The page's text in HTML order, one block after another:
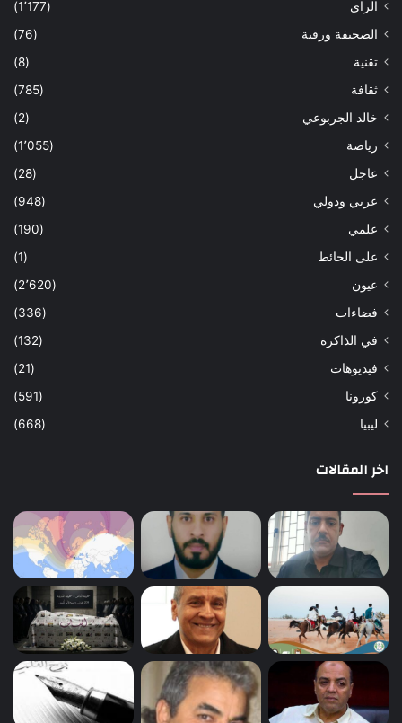
الراي
(1٬177)
الصحيفة ورقية
(76)
تقنية
(8)
ثقافة
(785)
خالد الجربوعي
(2)
رياضة
(1٬055)
عاجل
(28)
عربي ودولي
(948)
علمي
(190)
على الحائط
(1)
عيون
(2٬620)
فضاءات
(336)
في الذاكرة
(132)
فيديوهات
(21)
كورونا
(591)
ليبيا
(668)
اخر المقالات